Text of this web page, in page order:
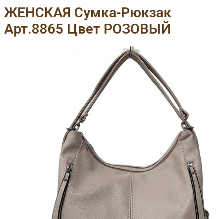
ЖЕНСКАЯ Сумка-Рюкзак
Арт.8865 Цвет РОЗОВЫЙ